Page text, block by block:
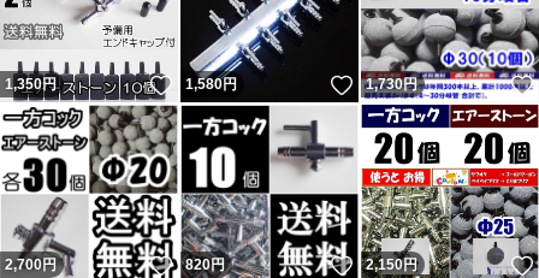
1,350円 いいね！
1,580円 いいね！
1,730円
2,700円 いいね！
820円 いいね！
2,150円